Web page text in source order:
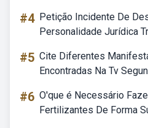
#4 Petição Incidente De
Personalidade Jurídica
#5 Cite Diferentes
Encontradas Na Tv
#6 O'que é Necessário
Fertilizantes De Forma